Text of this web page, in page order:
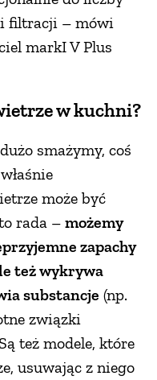
filtracji – mówi
markI V Plus
w kuchni?
smażymy, coś
może być
rada – możemy
zapachy
też wykrywa
substancje (np.
związki
też modele, które
usuwając z niego